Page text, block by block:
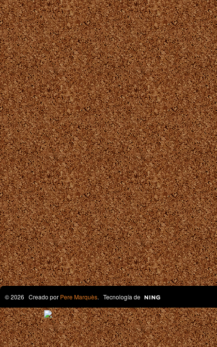
© 2026 Creado por Pere Marquès. Tecnología de